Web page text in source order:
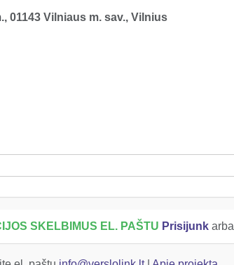
01143 Vilniaus m. sav., Vilnius
SKELBIMUS EL. PAŠTU Prisijunk arba